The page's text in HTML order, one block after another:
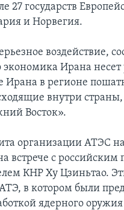
27 государств
и Норвегия.
воздействие,
экономика Ирана
в регионе
внутри
Восток».
организации АТЭС
встрече с
КНР Ху Цзиньтао.
в котором были
ядерного